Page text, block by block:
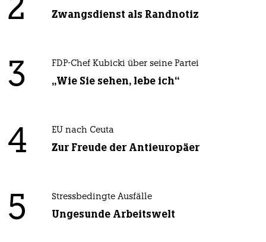
2 Zwangsdienst als Randnotiz
3 FDP-Chef Kubicki über seine Partei
„Wie Sie sehen, lebe ich“
4 EU nach Ceuta
Zur Freude der Antieuropäer
5 Stressbedingte Ausfälle
Ungesunde Arbeitswelt